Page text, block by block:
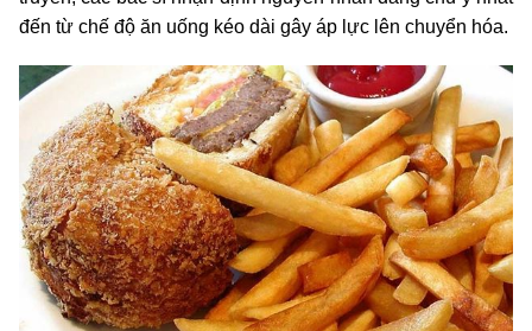
đến từ chế độ ăn uống kéo dài gây áp lực lên chuyển hóa.